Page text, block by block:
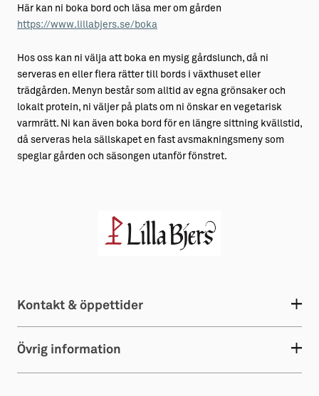
Här kan ni boka bord och läsa mer om gården
https://www.lillabjers.se/boka
Hos oss kan ni välja att boka en mysig gårdslunch, då ni
serveras en eller flera rätter till bords i växthuset eller
trädgården. Menyn består som alltid av egna grönsaker och
lokalt protein, ni väljer på plats om ni önskar en vegetarisk
varmrätt. Ni kan även boka bord för en längre sittning kvällstid,
då serveras hela sällskapet en fast avsmakningsmeny som
speglar gården och säsongen utanför fönstret.
Kontakt & öppettider
Övrig information